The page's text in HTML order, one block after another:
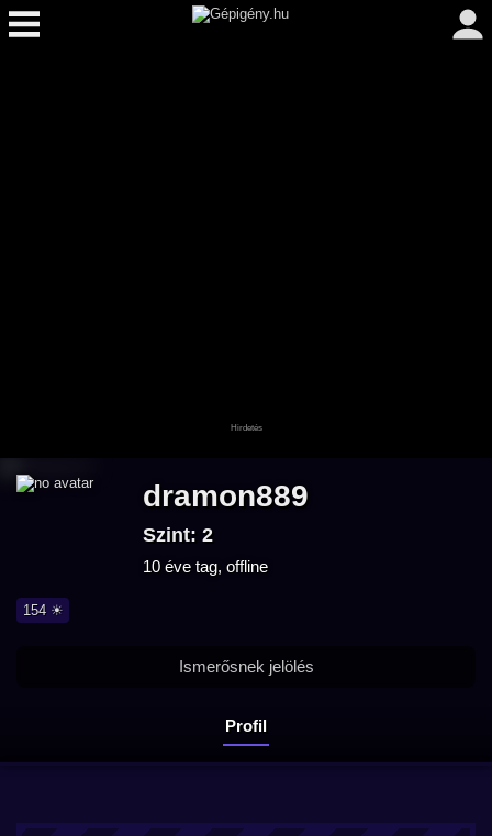
dramon889
Szint: 2
10 éve tag, offline
154 ☀
Profil
Ismerősnek jelölés